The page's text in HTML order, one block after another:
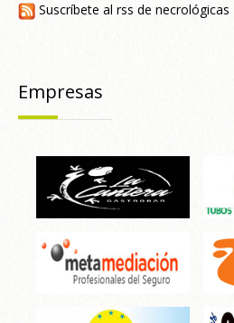
Suscríbete al rss de necrológicas
Empresas